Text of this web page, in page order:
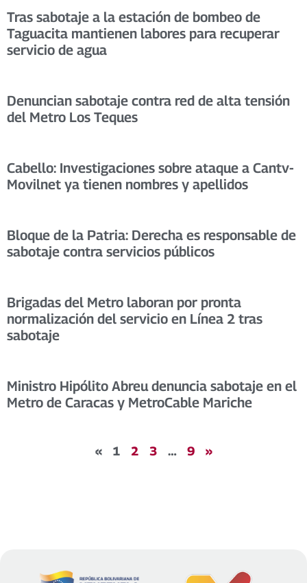
Tras sabotaje a la estación de bombeo de
Taguacita mantienen labores para recuperar
servicio de agua
Denuncian sabotaje contra red de alta tensión
del Metro Los Teques
Cabello: Investigaciones sobre ataque a Cantv-
Movilnet ya tienen nombres y apellidos
Bloque de la Patria: Derecha es responsable de
sabotaje contra servicios públicos
Brigadas del Metro laboran por pronta
normalización del servicio en Línea 2 tras
sabotaje
Ministro Hipólito Abreu denuncia sabotaje en el
Metro de Caracas y MetroCable Mariche
« 1 2 3 … 9 »